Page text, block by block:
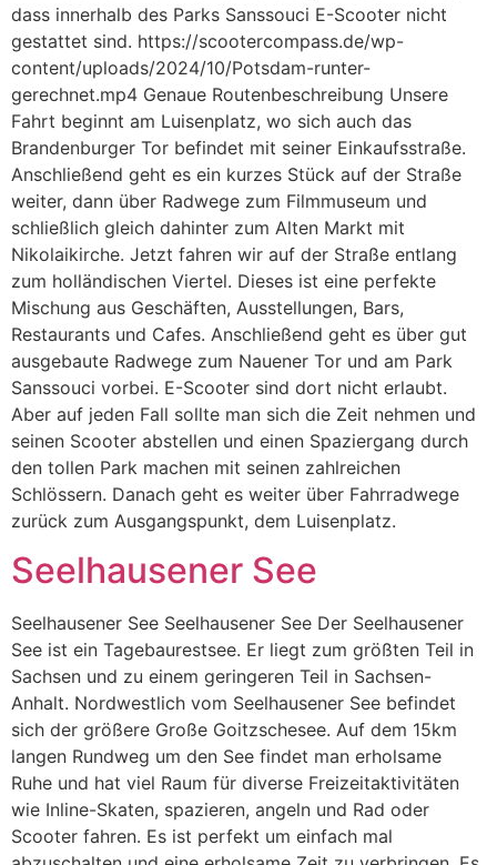
dass innerhalb des Parks Sanssouci E-Scooter nicht
gestattet sind. https://scootercompass.de/wp-
content/uploads/2024/10/Potsdam-runter-
gerechnet.mp4 Genaue Routenbeschreibung Unsere
Fahrt beginnt am Luisenplatz, wo sich auch das
Brandenburger Tor befindet mit seiner Einkaufsstraße.
Anschließend geht es ein kurzes Stück auf der Straße
weiter, dann über Radwege zum Filmmuseum und
schließlich gleich dahinter zum Alten Markt mit
Nikolaikirche. Jetzt fahren wir auf der Straße entlang
zum holländischen Viertel. Dieses ist eine perfekte
Mischung aus Geschäften, Ausstellungen, Bars,
Restaurants und Cafes. Anschließend geht es über gut
ausgebaute Radwege zum Nauener Tor und am Park
Sanssouci vorbei. E-Scooter sind dort nicht erlaubt.
Aber auf jeden Fall sollte man sich die Zeit nehmen und
seinen Scooter abstellen und einen Spaziergang durch
den tollen Park machen mit seinen zahlreichen
Schlössern. Danach geht es weiter über Fahrradwege
zurück zum Ausgangspunkt, dem Luisenplatz.
Seelhausener See
Seelhausener See Seelhausener See Der Seelhausener
See ist ein Tagebaurestsee. Er liegt zum größten Teil in
Sachsen und zu einem geringeren Teil in Sachsen-
Anhalt. Nordwestlich vom Seelhausener See befindet
sich der größere Große Goitzschesee. Auf dem 15km
langen Rundweg um den See findet man erholsame
Ruhe und hat viel Raum für diverse Freizeitaktivitäten
wie Inline-Skaten, spazieren, angeln und Rad oder
Scooter fahren. Es ist perfekt um einfach mal